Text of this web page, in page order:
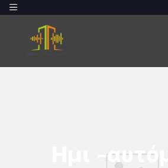
Ημι -